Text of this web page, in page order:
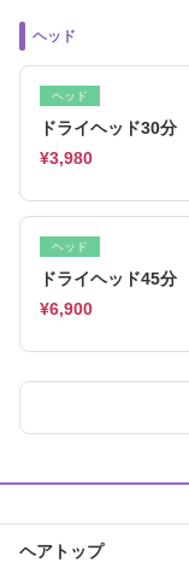
ヘッド
ヘッド
ドライヘッド30分
¥3,980
ヘッド
ドライヘッド45分
¥6,900
ヘアトップ